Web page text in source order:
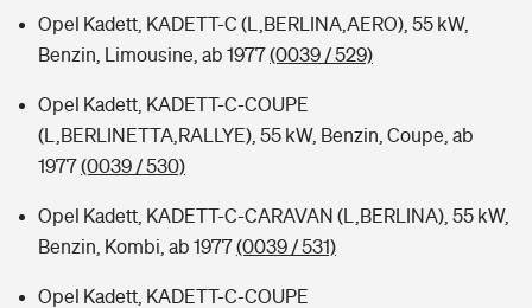
Opel Kadett, KADETT-C (L,BERLINA,AERO), 55 kW,
Benzin, Limousine, ab 1977(0039 / 529)
Opel Kadett, KADETT-C-COUPE
(L,BERLINETTA,RALLYE), 55 kW, Benzin, Coupe, ab
1977(0039 / 530)
Opel Kadett, KADETT-C-CARAVAN (L,BERLINA), 55 kW,
Benzin, Kombi, ab 1977(0039 / 531)
Opel Kadett, KADETT-C-COUPE